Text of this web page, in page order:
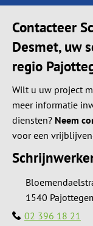
Contacteer
Desmet, uw
regio
Wilt u uw project
meer informatie
diensten? Neem
voor een
1540
02 396 18 21